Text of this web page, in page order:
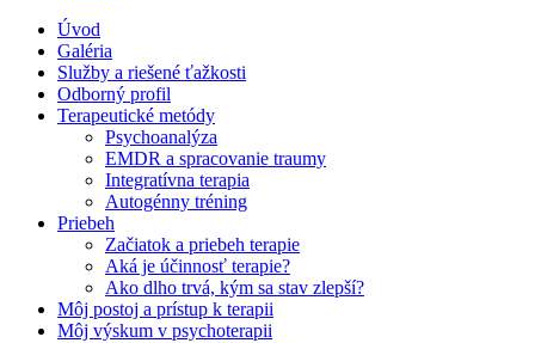
Úvod
Galéria
Služby a riešené ťažkosti
Odborný profil
Terapeutické metódy
Psychoanalýza
EMDR a spracovanie traumy
Integratívna terapia
Autogénny tréning
Priebeh
Začiatok a priebeh terapie
Aká je účinnosť terapie?
Ako dlho trvá, kým sa stav zlepší?
Môj postoj a prístup k terapii
Môj výskum v psychoterapii